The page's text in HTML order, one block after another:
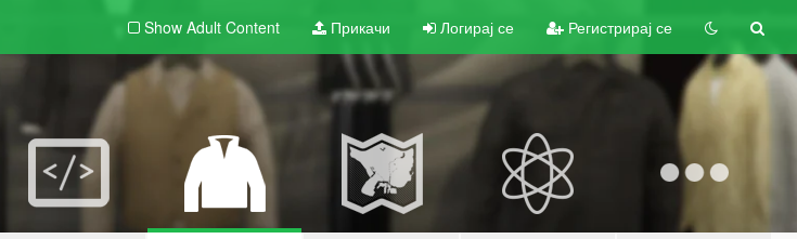
Show Adult Content Прикачи Логирај се Регистрирај се